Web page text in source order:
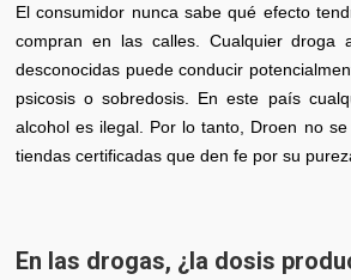
El consumidor nunca sabe qué efecto
compran en las calles. Cualquier droga
desconocidas puede conducir
psicosis o sobredosis. En este país
alcohol es ilegal. Por lo tanto, Droen no
tiendas certificadas que den fe por su
En las drogas, ¿la dosis